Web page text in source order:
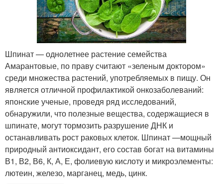
Рис с пекинской
капустой
Капуста с грибам
Капусты с курицей Тушеная капуста
Капуста с морковью
Солянка из пекинской
капусты
Капусты с оливками Капуста в мультиварке
Шпинат — однолетнее растение семейства
Амарантовые, по праву считают «зеленым доктором»
среди множества растений, употребляемых в пищу. Он
является отличной профилактикой онкозаболеваний:
японские ученые, проведя ряд исследований,
обнаружили, что полезные вещества, содержащиеся в
шпинате, могут тормозить разрушение ДНК и
останавливать рост раковых клеток. Шпинат —мощный
природный антиоксидант, его состав богат на витамины
В1, В2, В6, К, А, Е, фолиевую кислоту и микроэлементы:
лютеин, железо, марганец, медь, цинк.